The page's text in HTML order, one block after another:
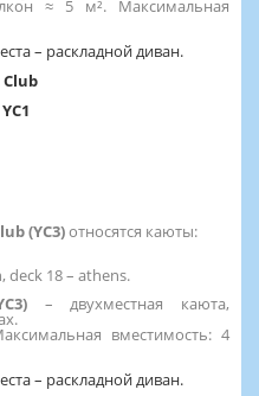
≈ 5 м². Максимальная
– раскладной диван.
(YC3)относятся каюты:
deck 18 – athens.
– двухместная каюта,
вместимость: 4
– раскладной диван.